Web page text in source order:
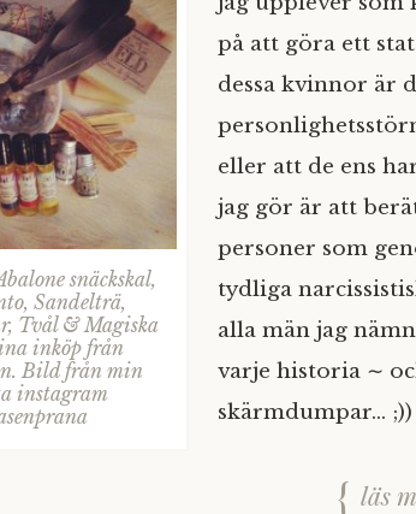
snäckskal,
Sandelträ,
Tvål & Magiska
inköp från
Bild från min
instagram
på att göra ett
dessa kvinnor är
eller att de ens
jag gör är att
personer som
tydliga
alla män jag
varje historia ∼
skärmdumpar… ;))
läs